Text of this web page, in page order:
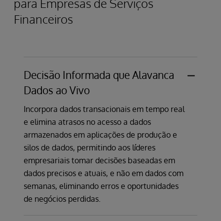
para Empresas de Serviços
Financeiros
Decisão Informada que Alavanca
Dados ao Vivo
Incorpora dados transacionais em tempo real
e elimina atrasos no acesso a dados
armazenados em aplicações de produção e
silos de dados, permitindo aos líderes
empresariais tomar decisões baseadas em
dados precisos e atuais, e não em dados com
semanas, eliminando erros e oportunidades
de negócios perdidas.